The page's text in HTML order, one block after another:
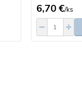
6,70 €/ks